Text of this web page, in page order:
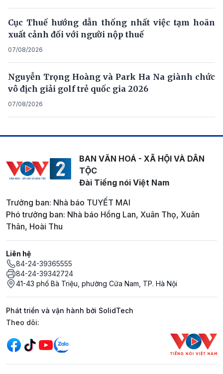
Cục Thuế hướng dẫn thống nhất việc tạm hoãn
xuất cảnh đối với người nộp thuế
07/08/2026
Nguyễn Trọng Hoàng và Park Ha Na giành chức
vô địch giải golf trẻ quốc gia 2026
07/08/2026
BAN VĂN HOÁ - XÃ HỘI VÀ DÂN
TỘC
Đài Tiếng nói Việt Nam
Trưởng ban: Nhà báo TUYẾT MAI
Phó trưởng ban: Nhà báo Hồng Lan, Xuân Thọ, Xuân
Thân, Hoài Thu
Liên hệ
84-24-39365555
84-24-39342724
41-43 phố Bà Triệu, phường Cửa Nam, TP. Hà Nội
Phát triển và vận hành bởi SolidTech
Mạng xã hội
Theo dõi: